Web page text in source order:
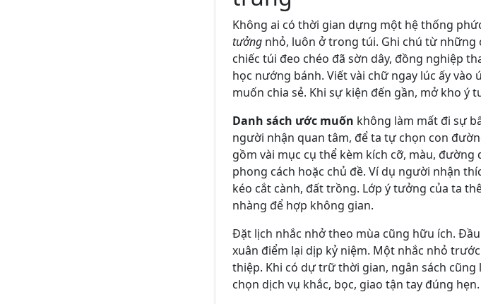
Không ai có thời gian dựng một hệ thống
tưởng nhỏ, luôn ở trong túi. Ghi chú từ những
chiếc túi đeo chéo đã sờn dây, đồng nghiệp
học nướng bánh. Viết vài chữ ngay lúc ấy
muốn chia sẻ. Khi sự kiện đến gần, mở kho ý
Danh sách ước muốn không làm mất đi sự
người nhận quan tâm, để ta tự chọn con
gồm vài mục cụ thể kèm kích cỡ, màu,
phong cách hoặc chủ đề. Ví dụ người nhận
kéo cắt cành, đất trồng. Lớp ý tưởng của ta
nhàng để hợp không gian.
Đặt lịch nhắc nhở theo mùa cũng hữu ích.
xuân điểm lại dịp kỷ niệm. Một nhắc nhỏ
thiệp. Khi có dự trữ thời gian, ngân sách
chọn dịch vụ khắc, bọc, giao tận tay đúng hẹn.